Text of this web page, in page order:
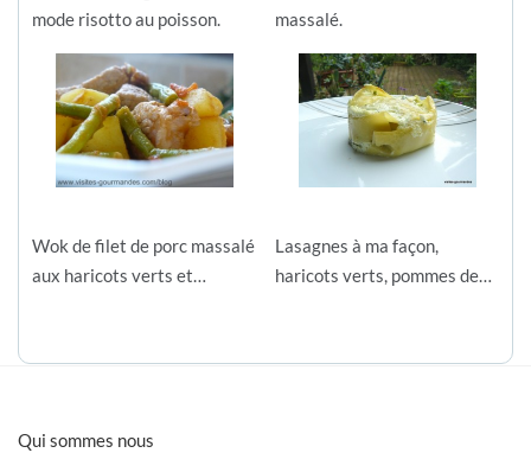
mode risotto au poisson.
massalé.
Wok de filet de porc massalé
aux haricots verts et…
Lasagnes à ma façon,
haricots verts, pommes de…
Qui sommes nous